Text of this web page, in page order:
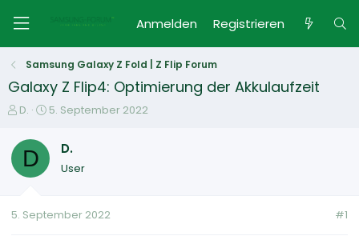
Anmelden Registrieren
Samsung Galaxy Z Fold | Z Flip Forum
Galaxy Z Flip4: Optimierung der Akkulaufzeit
E
s
e
e
D.
E
t
t
5. September 2022
D D.
User
5. September 2022 #1